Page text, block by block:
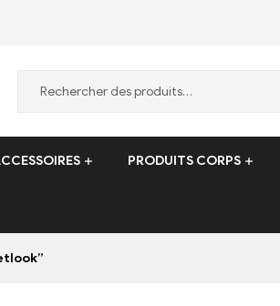
PRODUITS CORPS